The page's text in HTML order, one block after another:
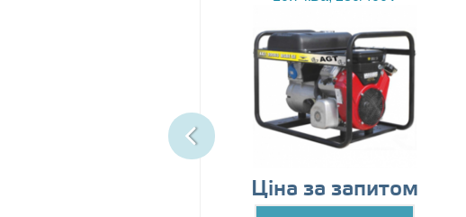
Ціна за запитом